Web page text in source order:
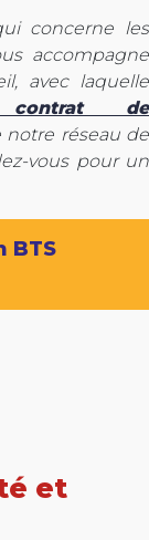
concerne les
accompagne
avec laquelle
de
notre réseau de
vous pour un
BTS
et